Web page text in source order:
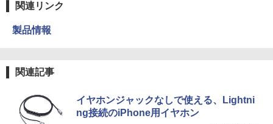
関連リンク
製品情報
関連記事
イヤホンジャックなしで使える、Lightni
ng接続のiPhone用イヤホン